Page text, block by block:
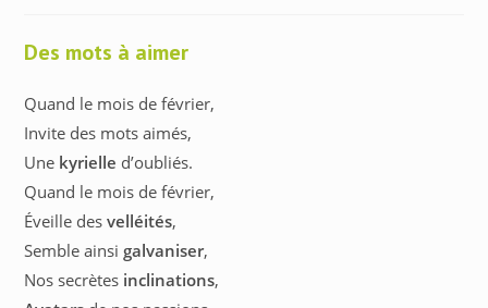
Des mots à aimer
Quand le mois de février,
Invite des mots aimés,
Une kyrielle d’oubliés.
Quand le mois de février,
Éveille desvelléités,
Semble ainsigalvaniser,
Nos secrètes inclinations,